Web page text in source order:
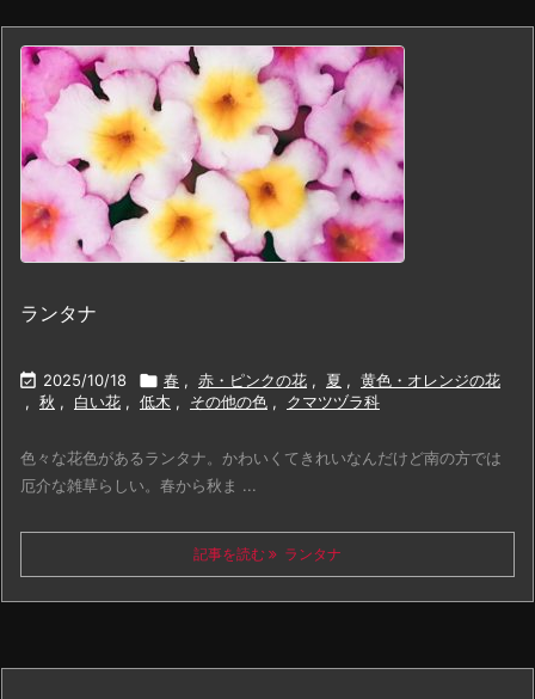
ランタナ
 2025/10/18  春 , 赤・ピンクの花 , 夏 , 黄色・オレンジの花
, 秋 , 白い花 , 低木 , その他の色 , クマツヅラ科
色々な花色があるランタナ。かわいくてきれいなんだけど南の方では
厄介な雑草らしい。春から秋ま ...
記事を読む ランタナ